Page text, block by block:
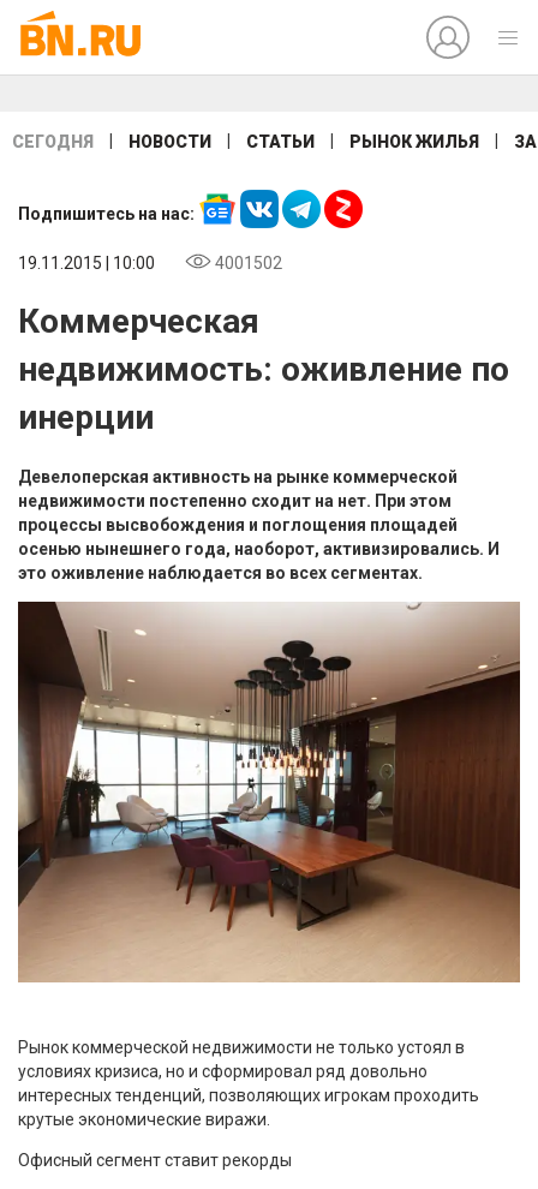
СЕГОДНЯ НОВОСТИ СТАТЬИ РЫНОК ЖИЛЬЯ
Подпишитесь на нас:
19.11.2015 | 10:00 4001502
Коммерческая
недвижимость: оживление по
инерции
Девелоперская активность на рынке коммерческой
недвижимости постепенно сходит на нет. При этом
процессы высвобождения и поглощения площадей
осенью нынешнего года, наоборот, активизировались. И
это оживление наблюдается во всех сегментах.
Рынок коммерческой недвижимости не только устоял в
условиях кризиса, но и сформировал ряд довольно
интересных тенденций, позволяющих игрокам проходить
крутые экономические виражи.
Офисный сегмент ставит рекорды